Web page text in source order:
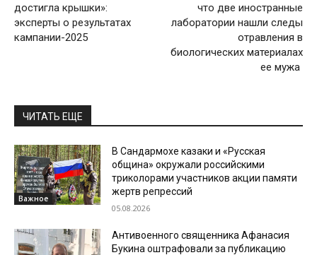
достигла крышки»:
эксперты о результатах
кампании-2025
что две иностранные
лаборатории нашли следы
отравления в
биологических материалах
ее мужа
ЧИТАТЬ ЕЩЕ
Важное
В Сандармохе казаки и «Русская
община» окружали российскими
триколорами участников акции памяти
жертв репрессий
05.08.2026
Антивоенного священника Афанасия
Букина оштрафовали за публикацию